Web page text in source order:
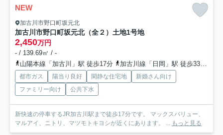
NEW
加古川市野口町坂元北
加古川市野口町坂元北（全２）土地1号地
2,450万円
- / 139.69㎡ / -
山陽本線「加古川」駅 徒歩17分
加古川線「日岡」駅 徒歩33分
都市ガス 陽当り良好 閑静な住宅地
新婚さん向け
ファミリー向け
公共下水
新快速の停車するJR加古川駅まで徒歩17分です。 マックスバリュー、
マルアイ、ニトリ、マツモトキヨシが近くにあります。 ... もっと見る